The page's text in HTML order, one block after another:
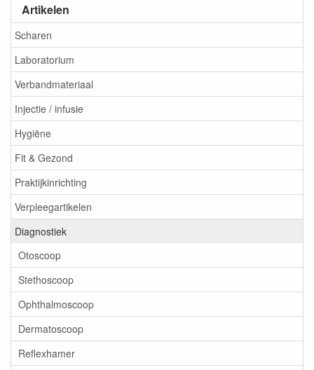
Artikelen
Scharen
Laboratorium
Verbandmateriaal
Injectie / infusie
Hygiëne
Fit & Gezond
Praktijkinrichting
Verpleegartikelen
Diagnostiek
Otoscoop
Stethoscoop
Ophthalmoscoop
Dermatoscoop
Reflexhamer